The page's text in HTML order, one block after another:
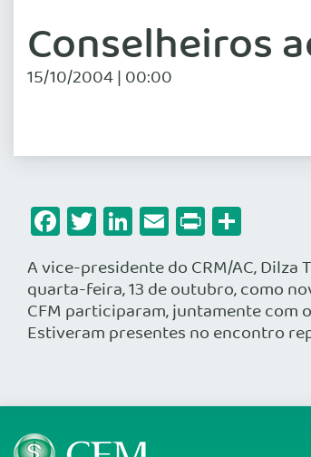
Conselheiros
15/10/2004 | 00:00
Facebook
Twitter
LinkedIn
Email
Print
A vice-presidente do CRM/AC,
quarta-feira, 13 de outubro, como
CFM participaram, juntamente com
Estiveram presentes no encontro